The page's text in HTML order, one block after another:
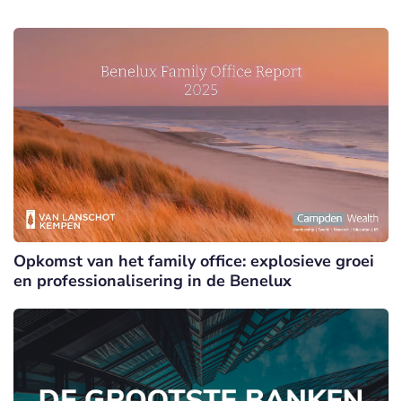
Opkomst van het family office: explosieve groei
en professionalisering in de Benelux